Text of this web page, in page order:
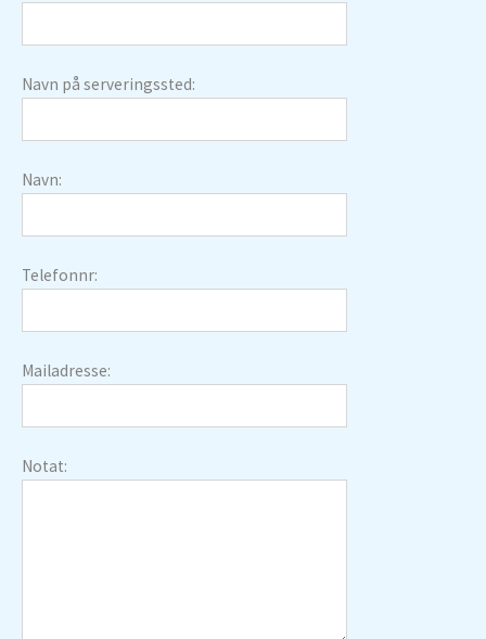
Navn på serveringssted:
Navn:
Telefonnr:
Mailadresse:
Notat: